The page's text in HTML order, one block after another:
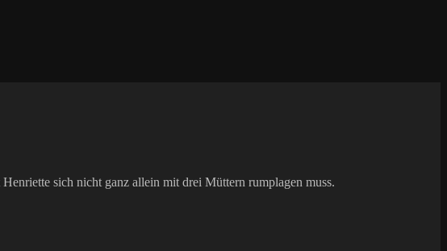
sich nicht ganz allein mit drei Müttern rumplagen muss.